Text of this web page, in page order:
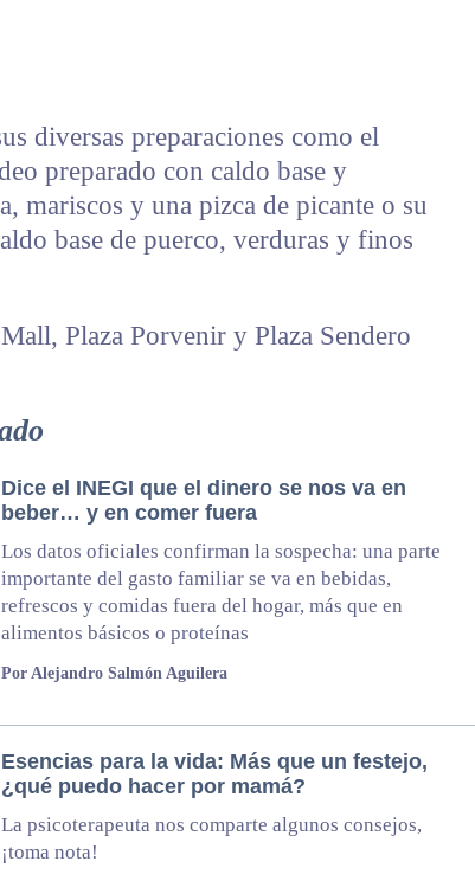
diversas preparaciones como el
preparado con caldo base y
mariscos y una pizca de picante o su
base de puerco, verduras y finos
Plaza Porvenir y Plaza Sendero
Dice el INEGI que el dinero se nos va en
beber… y en comer fuera
Los datos oficiales confirman la sospecha: una parte
importante del gasto familiar se va en bebidas,
refrescos y comidas fuera del hogar, más que en
alimentos básicos o proteínas
Por Alejandro Salmón Aguilera
Esencias para la vida: Más que un festejo,
¿qué puedo hacer por mamá?
La psicoterapeuta nos comparte algunos consejos,
¡toma nota!